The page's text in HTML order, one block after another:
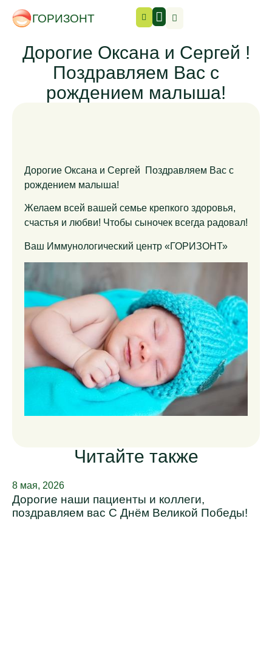
ГОРИЗОНТ
Дорогие Оксана и Сергей !
Поздравляем Вас с
рождением малыша!
Дорогие Оксана и Сергей
Поздравляем Вас с
рождением малыша!
Желаем всей вашей семье крепкого здоровья,
счастья и любви! Чтобы сыночек всегда радовал!
Ваш Иммунологический центр «ГОРИЗОНТ»
Читайте также
8 мая, 2026
Дорогие наши пациенты и коллеги,
поздравляем вас С Днём Великой Победы!